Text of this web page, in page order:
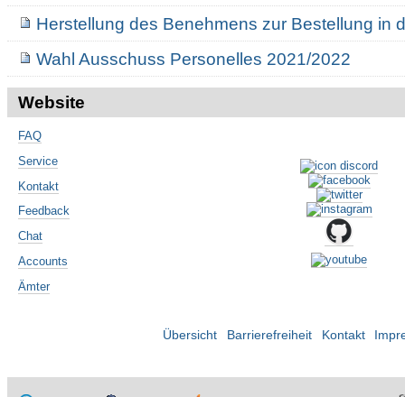
Herstellung des Benehmens zur Bestellung in
Wahl Ausschuss Personelles 2021/2022
Website
FAQ
Service
Kontakt
Feedback
Chat
Accounts
Ämter
Übersicht Barrierefreiheit Kontakt